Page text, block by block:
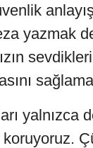
yazmak
yalnızca
koruyoruz.